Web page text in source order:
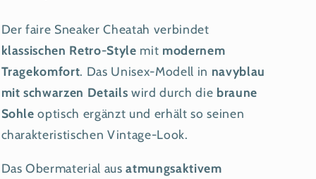
Der faire Sneaker Cheatah verbindet
klassischen Retro-Style mit modernem
Tragekomfort. Das Unisex-Modell in navyblau
mit schwarzen Details wird durch die braune
Sohle optisch ergänzt und erhält so seinen
charakteristischen Vintage-Look.
Das Obermaterial ausatmungsaktivem